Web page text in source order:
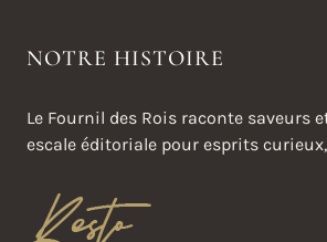
NOTRE HISTOIRE
Le Fournil des Rois raconte saveurs
escale éditoriale pour esprits